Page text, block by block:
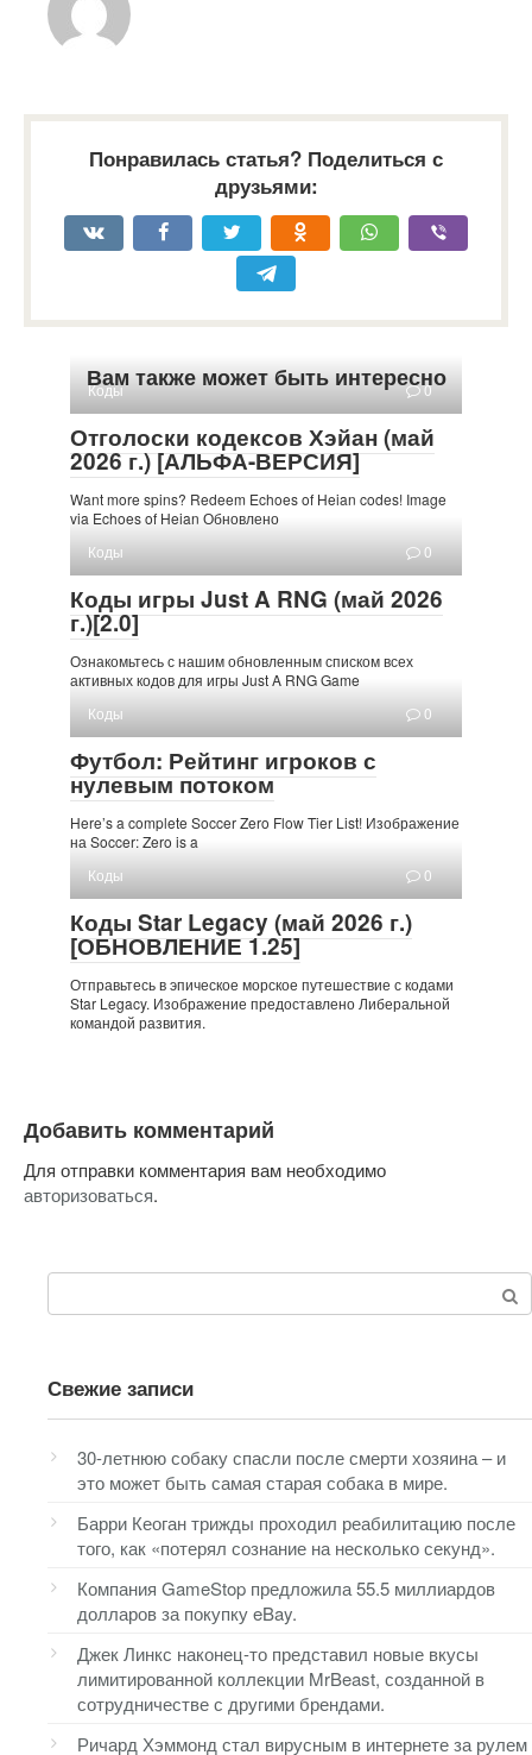
Понравилась статья? Поделиться с
друзьями:
Вам также может быть интересно
Коды 0
Отголоски кодексов Хэйан (май
2026 г.) [АЛЬФА-ВЕРСИЯ]
Want more spins? Redeem Echoes of Heian codes! Image
via Echoes of Heian Обновлено
Коды
0
Коды игры Just A RNG (май 2026
г.)[2.0]
Ознакомьтесь с нашим обновленным списком всех
активных кодов для игры Just A RNG Game
Коды
0
Футбол: Рейтинг игроков с
нулевым потоком
Here’s a complete Soccer Zero Flow Tier List! Изображение
на Soccer: Zero is a
Коды
0
Коды Star Legacy (май 2026 г.)
[ОБНОВЛЕНИЕ 1.25]
Отправьтесь в эпическое морское путешествие с кодами
Star Legacy. Изображение предоставлено Либеральной
командой развития.
Добавить комментарий
Для отправки комментария вам необходимо
авторизоваться.
Поиск:
Свежие записи
30-летнюю собаку спасли после смерти хозяина – и
это может быть самая старая собака в мире.
Барри Кеоган трижды проходил реабилитацию после
того, как «потерял сознание на несколько секунд».
Компания GameStop предложила 55.5 миллиардов
долларов за покупку eBay.
Джек Линкс наконец-то представил новые вкусы
лимитированной коллекции MrBeast, созданной в
сотрудничестве с другими брендами.
Ричард Хэммонд стал вирусным в интернете за рулем